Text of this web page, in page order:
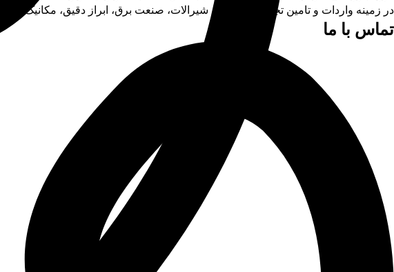
در زمینه واردات و تامین تجهیزات پایپینگ، شیرالات، صنعت برق، ابراز دقیق، مکانیک، و
تماس با ما